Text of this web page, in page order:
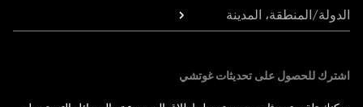
الدولة/المنطقة، المدينة
اشترك للحصول على تحديثات غوتشي